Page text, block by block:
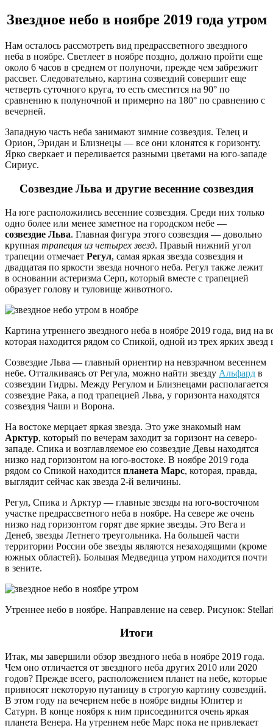
Звездное небо в ноябре 2019 года утром
Нам осталось рассмотреть вид предрассветного звездного
неба в ноябре. Светлеет в ноябре поздно, должно пройти еще
около 6 часов в среднем от полуночи, прежде чем забрезжит
рассвет. Следовательно, картина созвездий совершит еще
четверть суточного круга, то есть сместится на 90° по
сравнению к полуночной и примерно на 180° по сравнению с
вечерней.
Западную часть неба занимают зимние созвездия. Телец и
Орион, Эридан и Близнецы — все они клонятся к горизонту.
Ярко сверкает и переливается разными цветами на юго-западе
Сириус.
Созвездие Льва и другие весенние созвездия
На юге расположились весенние созвездия. Среди них только
одно более или менее заметное на городском небе —
созвездие Льва. Главная фигура этого созвездия — довольно
крупная трапеция из четырех звезд. Правый нижний угол
трапеции отмечает Регул, самая яркая звезда созвездия и
двадцатая по яркости звезда ночного неба. Регул также лежит
в основании астеризма Серп, который вместе с трапецией
образует голову и туловище животного.
Картина утреннего звездного неба в ноябре 2019 года, вид
которая находится рядом со Спикой, одной из трех ярких
Созвездие Льва — главный ориентир на невзрачном весеннем
небе. Отталкиваясь от Регула, можно найти звезду Альфард в
созвездии Гидры. Между Регулом и Близнецами располагается
созвездие Рака, а под трапецией Льва, у горизонта находятся
созвездия Чаши и Ворона.
На востоке мерцает яркая звезда. Это уже знакомый нам
Арктур, который по вечерам заходит за горизонт на северо-
западе. Спика и возглавляемое ею созвездие Девы находятся
низко над горизонтом на юго-востоке. В ноябре 2019 года
рядом со Спикой находится планета Марс, которая, правда,
выглядит сейчас как звезда 2-й величины.
Регул, Спика и Арктур — главные звезды на юго-восточном
участке предрассветного неба в ноябре. На севере же очень
низко над горизонтом горят две яркие звезды. Это Вега и
Денеб, звезды Летнего треугольника. На большей части
территории России обе звезды являются незаходящими (кроме
южных областей). Большая Медведица утром находится почти
в зените.
Утреннее небо в ноябре. Направление на север. Рисунок:
Итоги
Итак, мы завершили обзор звездного неба в ноябре 2019 года.
Чем оно отличается от звездного неба других 2010 или 2020
годов? Прежде всего, расположением планет на небе, которые
привносят некоторую путаницу в строгую картину созвездий.
В этом году на вечернем небе в ноябре видны Юпитер и
Сатурн. В конце ноября к ним присоединится очень яркая
планета Венера. На утреннем небе Марс пока не привлекает